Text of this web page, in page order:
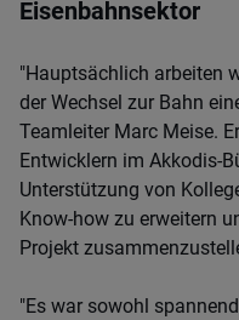
Eisenbahnsektor
"Hauptsächlich arbeiten
der Wechsel zur Bahn
Teamleiter Marc Meise.
Entwicklern im Akkodis-
Unterstützung von
Know-how zu erweitern
Projekt
"Es war sowohl